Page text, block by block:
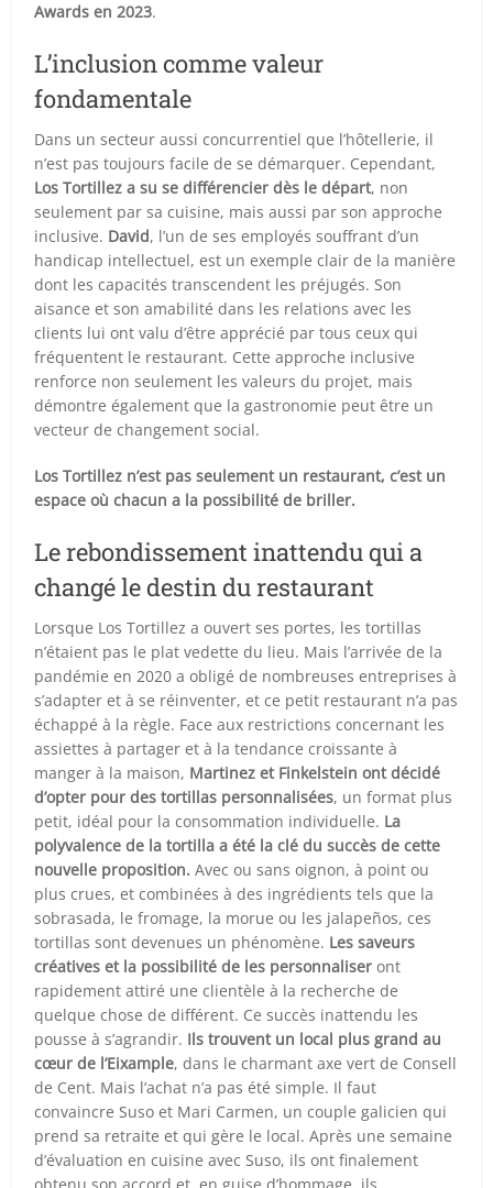
Awards en 2023.
L’inclusion comme valeur
fondamentale
Dans un secteur aussi concurrentiel que l’hôtellerie, il
n’est pas toujours facile de se démarquer. Cependant,
Los Tortillez a su se différencier dès le départ, non
seulement par sa cuisine, mais aussi par son approche
inclusive. David, l’un de ses employés souffrant d’un
handicap intellectuel, est un exemple clair de la manière
dont les capacités transcendent les préjugés. Son
aisance et son amabilité dans les relations avec les
clients lui ont valu d’être apprécié par tous ceux qui
fréquentent le restaurant. Cette approche inclusive
renforce non seulement les valeurs du projet, mais
démontre également que la gastronomie peut être un
vecteur de changement social.
Los Tortillez n’est pas seulement un restaurant, c’est un
espace où chacun a la possibilité de briller.
Le rebondissement inattendu qui a
changé le destin du restaurant
Lorsque Los Tortillez a ouvert ses portes, les tortillas
n’étaient pas le plat vedette du lieu. Mais l’arrivée de la
pandémie en 2020 a obligé de nombreuses entreprises à
s’adapter et à se réinventer, et ce petit restaurant n’a pas
échappé à la règle. Face aux restrictions concernant les
assiettes à partager et à la tendance croissante à
manger à la maison, Martinez et Finkelstein ont décidé
d’opter pour des tortillas personnalisées, un format plus
petit, idéal pour la consommation individuelle. La
polyvalence de la tortilla a été la clé du succès de cette
nouvelle proposition. Avec ou sans oignon, à point ou
plus crues, et combinées à des ingrédients tels que la
sobrasada, le fromage, la morue ou les jalapeños, ces
tortillas sont devenues un phénomène. Les saveurs
créatives et la possibilité de les personnaliser ont
rapidement attiré une clientèle à la recherche de
quelque chose de différent. Ce succès inattendu les
pousse à s’agrandir. Ils trouvent un local plus grand au
cœur de l’Eixample, dans le charmant axe vert de Consell
de Cent. Mais l’achat n’a pas été simple. Il faut
convaincre Suso et Mari Carmen, un couple galicien qui
prend sa retraite et qui gère le local. Après une semaine
d’évaluation en cuisine avec Suso, ils ont finalement